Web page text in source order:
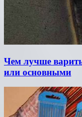
Чем лучше
или основными